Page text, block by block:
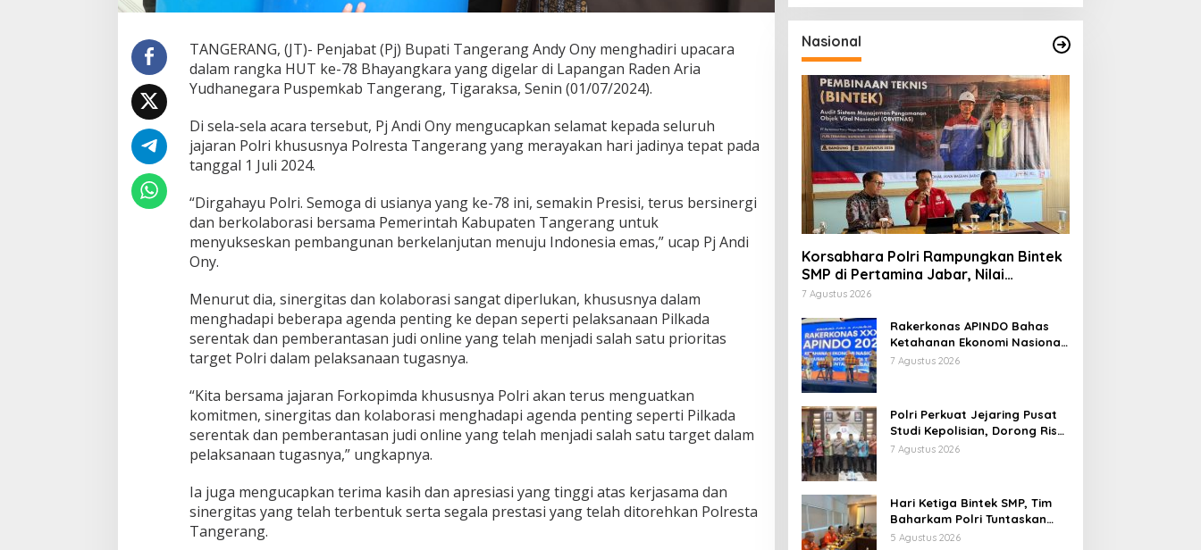
a
K
a
p
o
r
e
s
t
T
a
n
g
e
a
n
g
S
a
s
i
k
a
n
e
m
u
s
TANGERANG, (JT)- Penjabat (Pj) Bupati Tangerang Andy Ony menghadiri upacara
dalam rangka HUT ke-78 Bhayangkara yang digelar di Lapangan Raden Aria
Yudhanegara Puspemkab Tangerang, Tigaraksa, Senin (01/07/2024).
Di sela-sela acara tersebut, Pj Andi Ony mengucapkan selamat kepada seluruh
jajaran Polri khususnya Polresta Tangerang yang merayakan hari jadinya tepat pada
tanggal 1 Juli 2024.
“Dirgahayu Polri. Semoga di usianya yang ke-78 ini, semakin Presisi, terus bersinergi
dan berkolaborasi bersama Pemerintah Kabupaten Tangerang untuk
menyukseskan pembangunan berkelanjutan menuju Indonesia emas,” ucap Pj Andi
Ony.
Menurut dia, sinergitas dan kolaborasi sangat diperlukan, khususnya dalam
menghadapi beberapa agenda penting ke depan seperti pelaksanaan Pilkada
serentak dan pemberantasan judi online yang telah menjadi salah satu prioritas
target Polri dalam pelaksanaan tugasnya.
“Kita bersama jajaran Forkopimda khususnya Polri akan terus menguatkan
komitmen, sinergitas dan kolaborasi menghadapi agenda penting seperti Pilkada
serentak dan pemberantasan judi online yang telah menjadi salah satu target dalam
pelaksanaan tugasnya,” ungkapnya.
Ia juga mengucapkan terima kasih dan apresiasi yang tinggi atas kerjasama dan
sinergitas yang telah terbentuk serta segala prestasi yang telah ditorehkan Polresta
Tangerang.
Nasional
Korsabhara Polri Rampungkan Bintek
SMP di Pertamina Jabar, Nilai
Pengamanan Capai 88,44 Persen
7 Agustus 2026
Rakerkonas APINDO Bahas
Ketahanan Ekonomi Nasional,
IMO Indonesia Soroti
7 Agustus 2026
Polri Perkuat Jejaring Pusat
Studi Kepolisian, Dorong Riset
Jadi Dasar Kebijakan dan
7 Agustus 2026
Hari Ketiga Bintek SMP, Tim
Baharkam Polri Tuntaskan
Pemeriksaan Pola
5 Agustus 2026